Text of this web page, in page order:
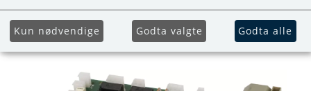
Kun nødvendige Godta valgte Godta alle